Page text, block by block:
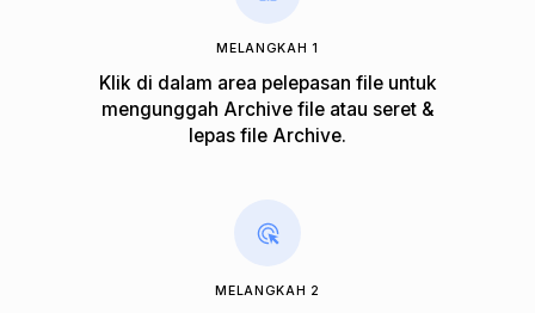
MELANGKAH 1
Klik di dalam area pelepasan file untuk
mengunggah Archive file atau seret &
lepas file Archive.
MELANGKAH 2